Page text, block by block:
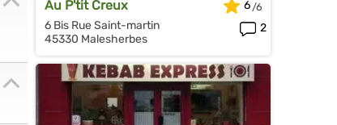
Au P'tit Creux
6 Bis Rue Saint-martin
45330 Malesherbes
6
2